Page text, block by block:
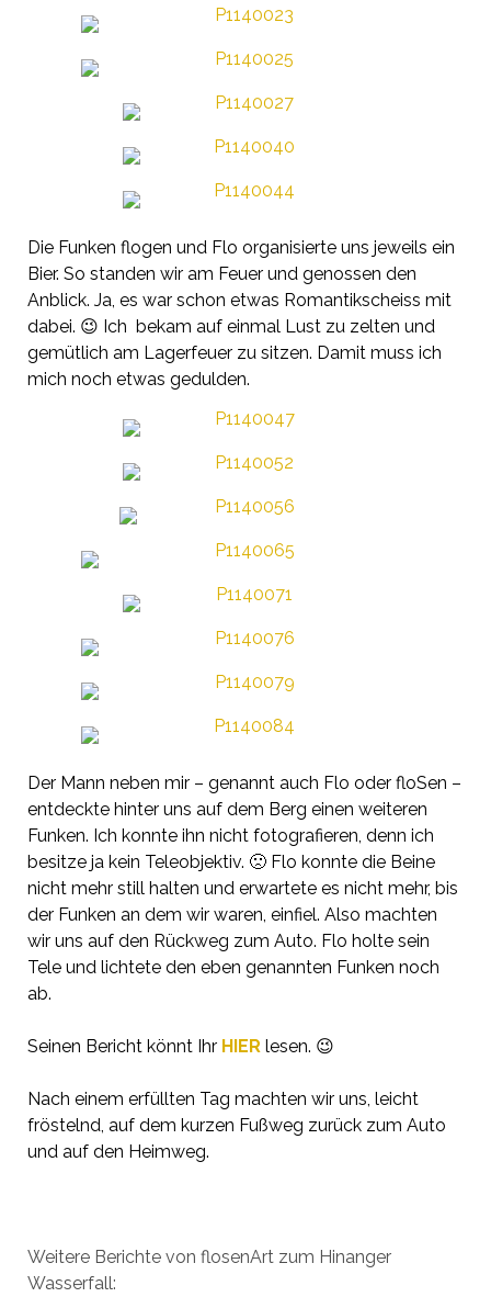
Die Funken flogen und Flo organisierte uns jeweils ein
Bier. So standen wir am Feuer und genossen den
Anblick. Ja, es war schon etwas Romantikscheiss mit
dabei. 😉 Ich bekam auf einmal Lust zu zelten und
gemütlich am Lagerfeuer zu sitzen. Damit muss ich
mich noch etwas gedulden.
Der Mann neben mir – genannt auch Flo oder floSen –
entdeckte hinter uns auf dem Berg einen weiteren
Funken. Ich konnte ihn nicht fotografieren, denn ich
besitze ja kein Teleobjektiv. 🙁 Flo konnte die Beine
nicht mehr still halten und erwartete es nicht mehr, bis
der Funken an dem wir waren, einfiel. Also machten
wir uns auf den Rückweg zum Auto. Flo holte sein
Tele und lichtete den eben genannten Funken noch
ab.
Seinen Bericht könnt Ihr HIER lesen. 😉
Nach einem erfüllten Tag machten wir uns, leicht
fröstelnd, auf dem kurzen Fußweg zurück zum Auto
und auf den Heimweg.
Weitere Berichte von flosenArt zum Hinanger
Wasserfall: